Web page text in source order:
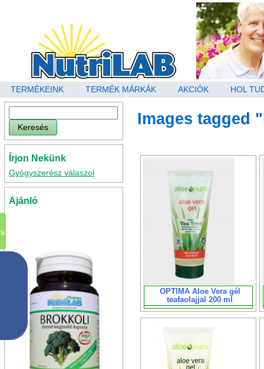
TERMÉKEINK TERMÉK MÁRKÁK AKCIÓK HOL
Írjon Nekünk
Gyógyszerész válaszol
Ajánló
Images tagged
OPTIMA Aloe Vera gél
teafaolajjal 200 ml